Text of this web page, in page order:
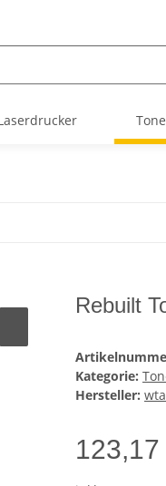
Rebuilt
Kategorie:
Hersteller:
123,17